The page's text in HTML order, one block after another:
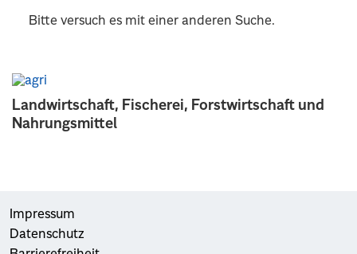
Landwirtschaft, Fischerei, Forstwirtschaft und
Nahrungsmittel
Bitte versuch es mit einer anderen Suche.
Impressum
Datenschutz